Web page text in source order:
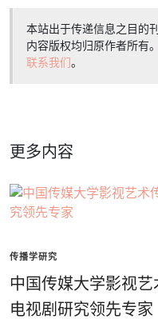
本站出于传递信息之目的
内容版权均归原作者所有
联系我们。
更多内容
传播学研究
中国传媒大学影视
电视剧研究领先专家